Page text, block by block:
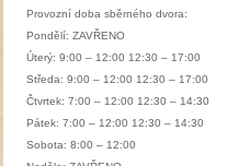
Provozní doba sběrného dvora:
Pondělí: ZAVŘENO
Úterý: 9:00 – 12:00 12:30 – 17:00
Středa: 9:00 – 12:00 12:30 – 17:00
Čtvrtek: 7:00 – 12:00 12:30 – 14:30
Pátek: 7:00 – 12:00 12:30 – 14:30
Sobota: 8:00 – 12:00